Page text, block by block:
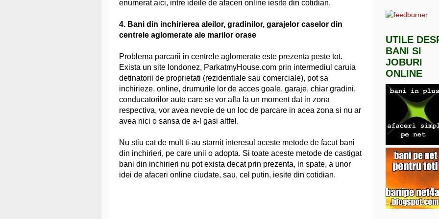
enumerat aici, intre ideile de afaceri online iesite din cotidian.
4. Bani din inchirierea aleilor, gradinilor, garajelor caselor din
centrele aglomerate ale marilor orase
Problema parcarii in centrele aglomerate este prezenta peste tot.
Exista un site londonez, ParkatmyHouse.com prin intermediul caruia
detinatorii de proprietati (rezidentiale sau comerciale), pot sa
inchirieze, online, drumurile lor de acces goale, garaje, chiar gradini,
conducatorilor auto care se vor afla la un moment dat in zona
respectiva, vor avea nevoie de un loc de parcare in acea zona si nu ar
avea nici o sansa de a-l gasi altfel.
Nu stiu cat de mult ti-au starnit interesul aceste metode de facut bani
din inchirieri, pe care unii o adopta. Si toate aceste metode de castigat
bani din inchirieri nu pot exista decat prin prezenta, in spate, a unor
idei de afaceri online ciudate, sau, cel putin, iesite din cotidian.
UTILE
BANI SI
JOBURI
ONLINE